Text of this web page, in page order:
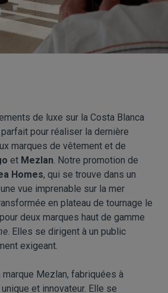
de luxe sur la Costa Blanca
pour réaliser la dernière
marques de vêtement et de
et Mezlan. Notre promotion de
Homes, qui se trouve dans un
vue imprenable sur la mer
en plateau de tournage le
deux marques haut de gamme
. Elles se dirigent à un public
exigeant.
Mezlan, fabriquées à
et innovateur. Elle se